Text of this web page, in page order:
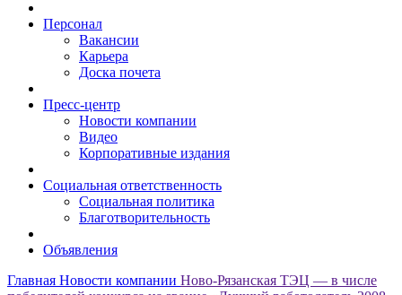
Персонал
Вакансии
Карьера
Доска почета
Пресс-центр
Новости компании
Видео
Корпоративные издания
Социальная ответственность
Социальная политика
Благотворительность
Объявления
Главная Новости компании Ново-Рязанская ТЭЦ — в числе